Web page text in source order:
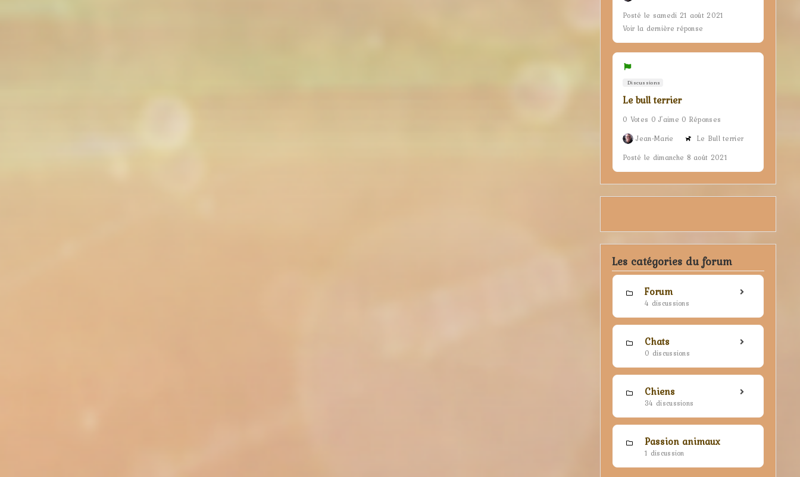
Posté le samedi 21 août 2021
Voir la dernière réponse
Discussions
Le bull terrier
0 Votes 0 J'aime 0 Réponses
Jean-Marie
Le Bull terrier
Posté le dimanche 8 août 2021
Les catégories du forum
Forum
4 discussions
Chats
0 discussions
Chiens
34 discussions
Passion animaux
1 discussion